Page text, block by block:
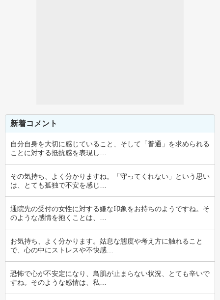
新着コメント
自分自身を大切に感じていること、そして「普通」を求められる
ことに対する抵抗感を表現し…
その気持ち、よく分かりますね。「守ってくれない」という思い
は、とても孤独で不安を感じ…
通院先の受付の女性に対する嫌な印象をお持ちのようですね。そ
のような感情を抱くことは、…
お気持ち、よく分かります。姑息な態度や考え方に触れること
で、心の中にストレスや不快感…
恐怖で心が不安定になり、鳥肌が止まらない状況、とても辛いで
すね。そのような感情は、私…